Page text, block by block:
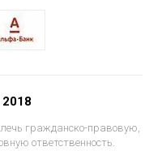
гражданско-правовую,
ответственность.